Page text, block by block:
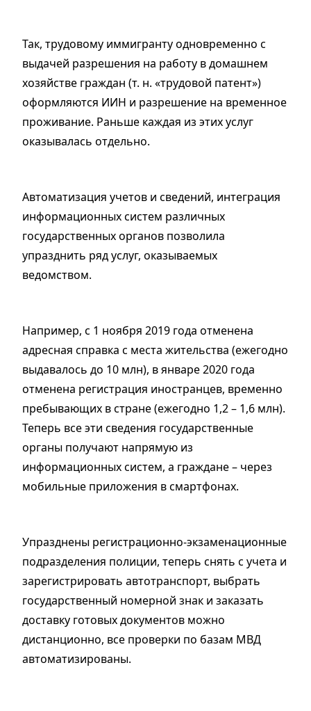
Так, трудовому иммигранту одновременно с
выдачей разрешения на работу в домашнем
хозяйстве граждан (т. н. «трудовой патент»)
оформляются ИИН и разрешение на временное
проживание. Раньше каждая из этих услуг
оказывалась отдельно.
Автоматизация учетов и сведений, интеграция
информационных систем различных
государственных органов позволила
упразднить ряд услуг, оказываемых
ведомством.
Например, с 1 ноября 2019 года отменена
адресная справка с места жительства (ежегодно
выдавалось до 10 млн), в январе 2020 года
отменена регистрация иностранцев, временно
пребывающих в стране (ежегодно 1,2 – 1,6 млн).
Теперь все эти сведения государственные
органы получают напрямую из
информационных систем, а граждане – через
мобильные приложения в смартфонах.
Упразднены регистрационно-экзаменационные
подразделения полиции, теперь снять с учета и
зарегистрировать автотранспорт, выбрать
государственный номерной знак и заказать
доставку готовых документов можно
дистанционно, все проверки по базам МВД
автоматизированы.